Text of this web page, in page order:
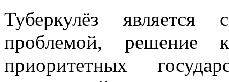
Туберкулёз является
проблемой, решение
приоритетных